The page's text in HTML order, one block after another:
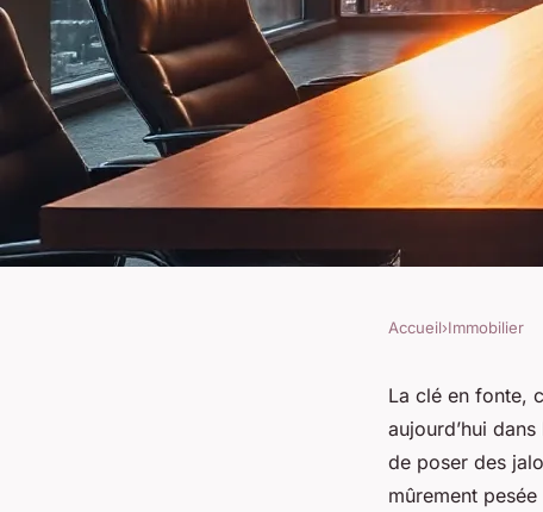
Les avantages de
réussir votre projet
Accueil›Immobilier
La clé en fonte,
aujourd’hui
de poser des
mûrement